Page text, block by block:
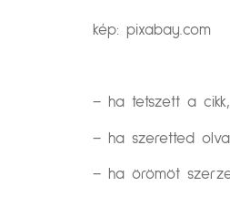
kép: pixabay.com
– ha tetszett a cikk,
– ha szeretted
– ha örömöt